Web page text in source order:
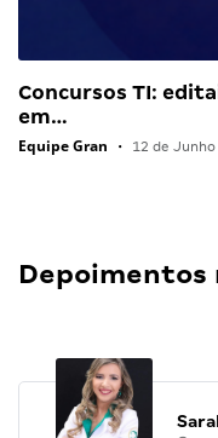
Concursos TI:
em…
Equipe Gran • 12 de Junho
Depoimentos